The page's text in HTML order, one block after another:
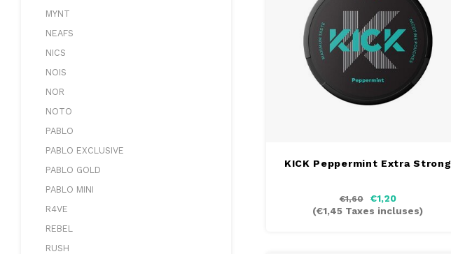
MYNT
NEAFS
NICS
NOIS
NOR
NOTO
PABLO
PABLO EXCLUSIVE
PABLO GOLD
PABLO MINI
R4VE
REBEL
RUSH
KICK Peppermint Extra Strong
€1,60
€1,20
(€1,45 Taxes incluses)